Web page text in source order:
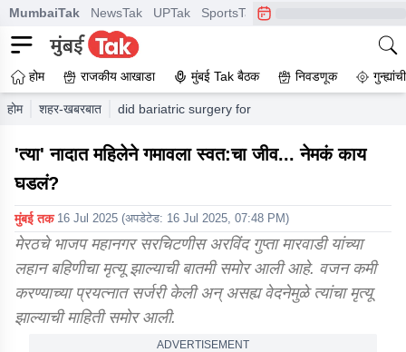
MumbaiTak NewsTak UPTak SportsTak CrimeTak
होम राजकीय आखाडा मुंबई Tak बैठक निवडणूक
होम शहर-खबरबात did bariatric surgery for weight loss but death
'त्या' नादात महिलेने गमावला स्वत:चा जीव... नेमकं काय
घडलं?
मुंबई तक 16 Jul 2025 (अपडेटेड: 16 Jul 2025, 07:48 PM)
मेरठचे भाजप महानगर सरचिटणीस अरविंद गुप्ता मारवाडी यांच्या
लहान बहिणीचा मृत्यू झाल्याची बातमी समोर आली आहे. वजन कमी
करण्याच्या प्रयत्नात सर्जरी केली अन् असह्य वेदनेमुळे त्यांचा मृत्यू
झाल्याची माहिती समोर आली.
ADVERTISEMENT